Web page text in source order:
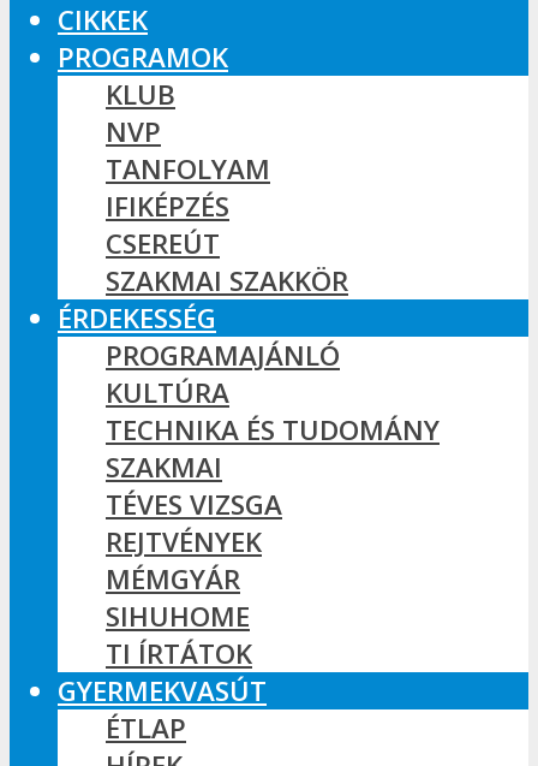
CIKKEK
PROGRAMOK
KLUB
NVP
TANFOLYAM
IFIKÉPZÉS
CSEREÚT
SZAKMAI SZAKKÖR
ÉRDEKESSÉG
PROGRAMAJÁNLÓ
KULTÚRA
TECHNIKA ÉS TUDOMÁNY
SZAKMAI
TÉVES VIZSGA
REJTVÉNYEK
MÉMGYÁR
SIHUHOME
TI ÍRTÁTOK
GYERMEKVASÚT
ÉTLAP